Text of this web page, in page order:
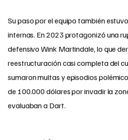
Su paso por el equipo también
internas. En 2023 protagonizó una
defensivo Wink Martindale, lo que
reestructuración casi completa del
sumaron multas y episodios
de 100.000 dólares por invadir la
evaluaban a Dart.